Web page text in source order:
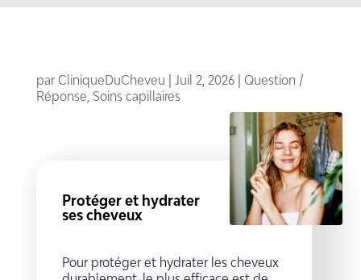
parCliniqueDuCheveu Juil 2, 2026 Question /
Réponse, Soins capillaires
Protéger et hydrater
ses cheveux
Pour protéger et hydrater les cheveux